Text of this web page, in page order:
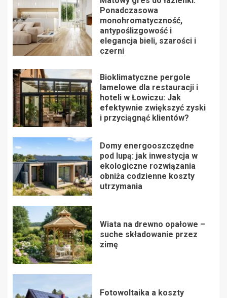
Ponadczasowa
monohromatyczność,
antypoślizgowość i
elegancja bieli, szarości i
czerni
Bioklimatyczne pergole
lamelowe dla restauracji i
hoteli w Łowiczu: Jak
efektywnie zwiększyć zyski
i przyciągnąć klientów?
Domy energooszczędne
pod lupą: jak inwestycja w
ekologiczne rozwiązania
obniża codzienne koszty
utrzymania
Wiata na drewno opałowe –
suche składowanie przez
zimę
Fotowoltaika a koszty